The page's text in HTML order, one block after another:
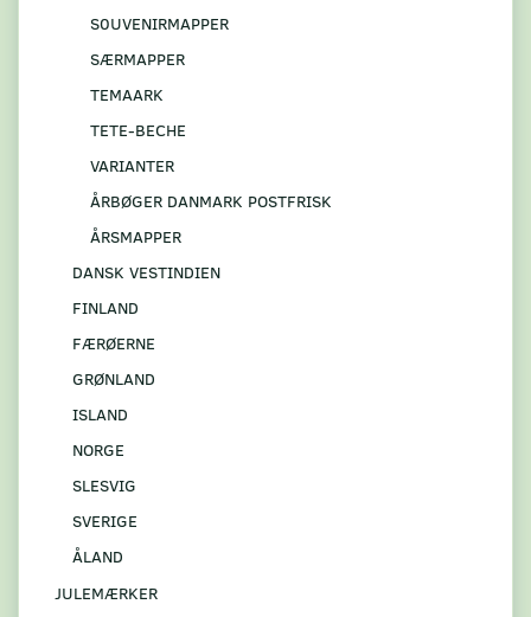
S0UVENIRMAPPER
SÆRMAPPER
TEMAARK
TETE-BECHE
VARIANTER
ÅRBØGER DANMARK POSTFRISK
ÅRSMAPPER
DANSK VESTINDIEN
FINLAND
FÆRØERNE
GRØNLAND
ISLAND
NORGE
SLESVIG
SVERIGE
ÅLAND
JULEMÆRKER